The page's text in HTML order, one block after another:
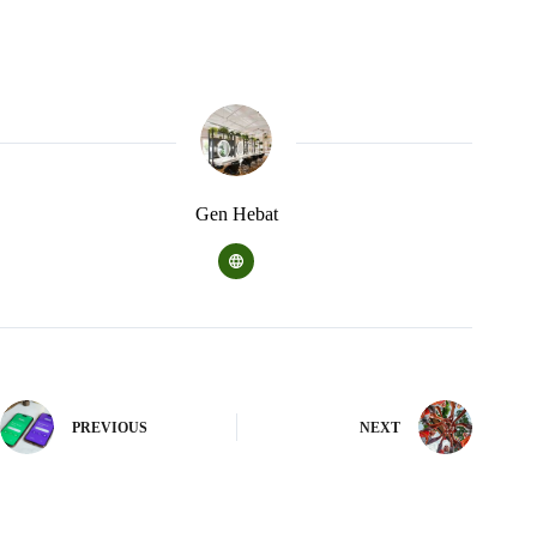
Gen Hebat
PREVIOUS NEXT